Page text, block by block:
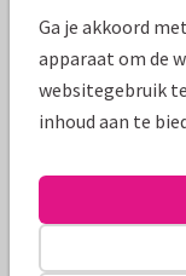
Mooie extra's
Ga je akkoord
apparaat om de
websitegebruik
inhoud aan te